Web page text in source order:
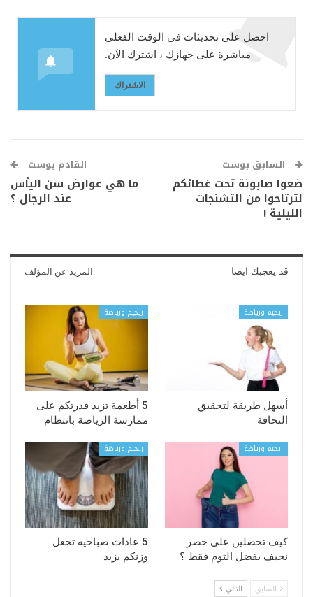
احصل على تحديثات في الوقت الفعلي
مباشرة على جهازك ، اشترك الآن.
الاشتراك
السابق بوست
ضعوا صابونة تحت غطائكم
لترتاحوا من التشنجات
الليلية !
القادم بوست
ما هي عوارض سن اليأس
عند الرجال ؟
قد يعجبك ايضا المزيد عن المؤلف
ريجيم ورياضة
أسهل طريقة لتحقيق
النحافة
ريجيم ورياضة
5 أطعمة تزيد قدرتكم على
ممارسة الرياضة بانتظام
ريجيم ورياضة
كيف تحصلين على خصر
نحيف بفضل الثوم فقط ؟
ريجيم ورياضة
5 عادات صباحية تجعل
وزنكم يزيد
السابق التالي